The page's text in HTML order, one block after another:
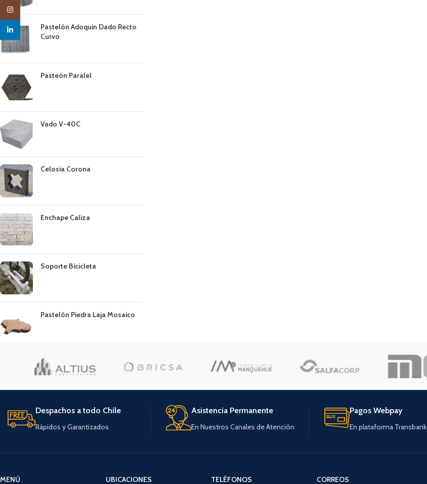
Pastelón Adoquin Dado Recto
Curvo
Pasteón Paralel
Vado V-40C
Celosia Corona
Enchape Caliza
Soporte Bicicleta
Pastelón Piedra Laja Mosaico
Despachos a todo Chile
Rápidos y Garantizados
Asistencia Permanente
En Nuestros Canales de Atención
Pagos Webpay
En plataforma Transbank
MENÚ UBICACIONES TELÉFONOS CORREOS
Instagram
linkedin